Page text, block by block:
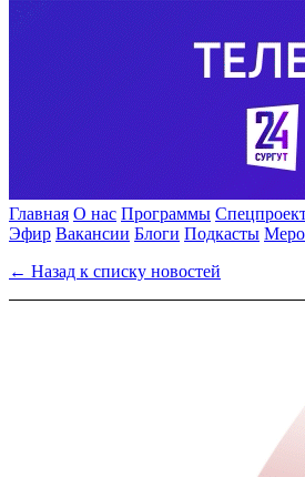
Главная О нас Программы
Эфир Вакансии Блоги Подкасты
← Назад к списку новостей